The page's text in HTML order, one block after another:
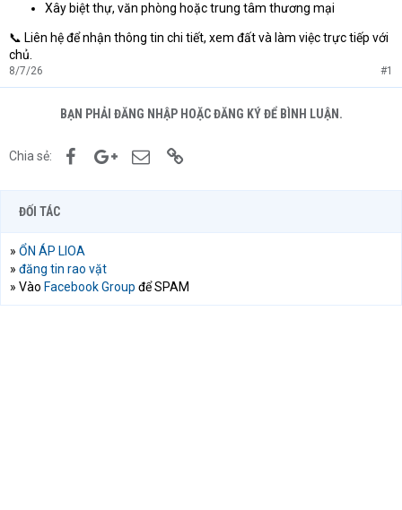
Xây biệt thự, văn phòng hoặc trung tâm thương mại
📞 Liên hệ để nhận thông tin chi tiết, xem đất và làm việc trực tiếp với
chủ.
8/7/26 #1
BẠN PHẢI ĐĂNG NHẬP HOẶC ĐĂNG KÝ ĐỂ BÌNH LUẬN.
Chia sẻ: FacebookGoogle+Email
ĐỐI TÁC
» ỔN ÁP LIOA
» đăng tin rao vặt
» Vào Facebook Group để SPAM